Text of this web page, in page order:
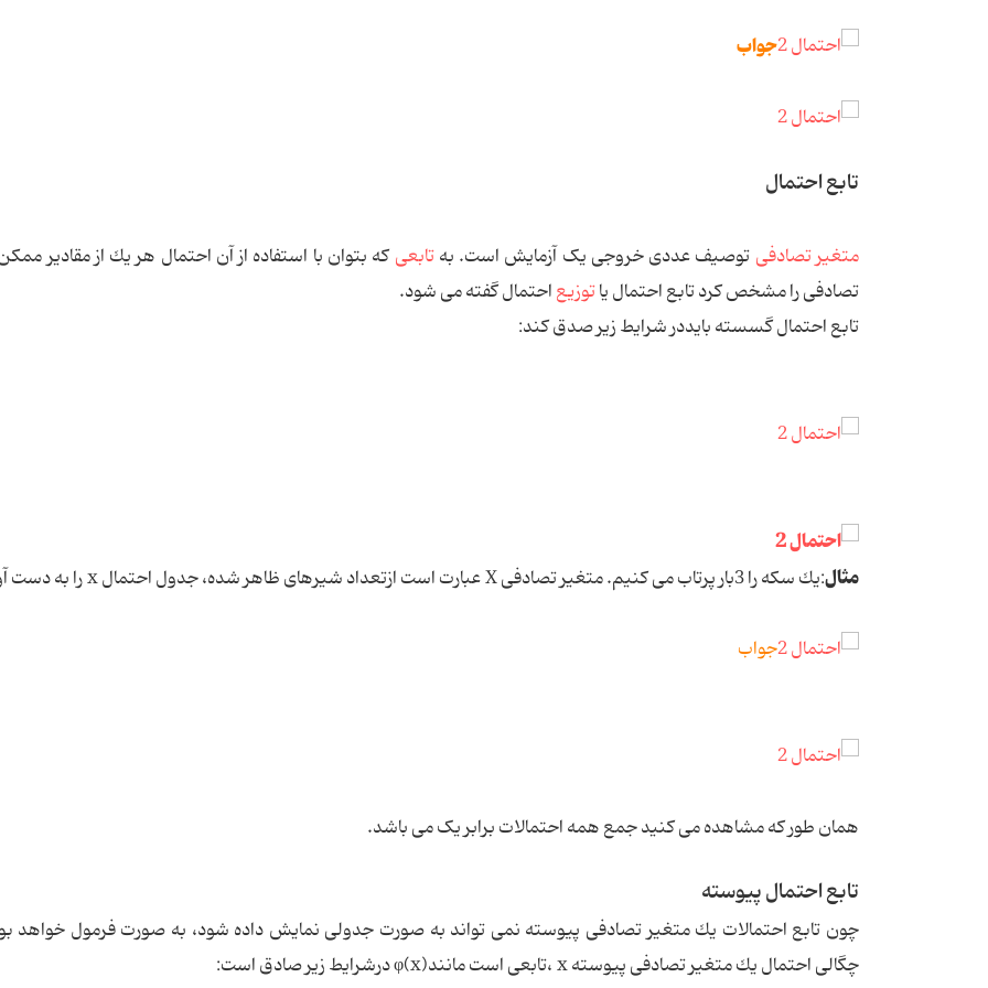
جواب
تابع احتمال
متغیر تصادفی توصیف عددی خروجی یک آزمایش است. بهتابعی كه بتوان با استفاده از آن احتمال هر یك از مقادیر
تصادفی را مشخص كرد تابع احتمال یاتوزیعاحتمال گفته می شود.
تابع احتمال گسسته بایددر شرایط زیر صدق کند:
مثال:یك سكه را 3بار پرتاب می كنیم. متغیر تصادفی X عبارت است ازتعداد شیرهای ظاهر شده، جدول احتمال x را به دست آورید.
جواب
همان طور که مشاهده می کنید جمع همه احتمالات برابر یک می باشد.
تابع احتمال پیوسته
چون تابع احتمالات یك متغیر تصادفی پیوسته نمی تواند به صورت جدولی نمایش داده شود، به صورت فرمول خواهد
چگالی احتمال یك متغیر تصادفی پیوسته x ،تابعی است مانند
φ(x)درشرایط زیر صادق است: